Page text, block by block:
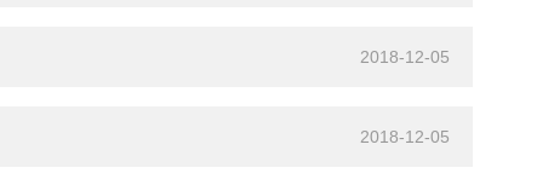
2018-12-05
2018-12-05